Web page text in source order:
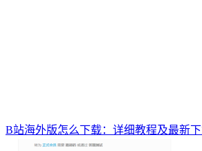
B站海外版怎么下载：详细教程及最新